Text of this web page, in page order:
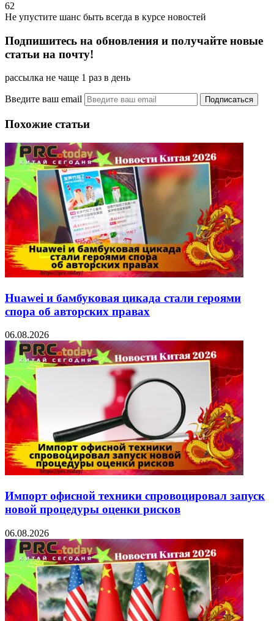
62
Не упустите шанс быть всегда в курсе новостей
Подпишитесь на обновления и получайте новые
статьи на почту!
рассылка не чаще 1 раз в день
Введите ваш email
Похожие статьи
Huawei и бамбуковая цикада стали героями
спора об авторских правах
06.08.2026
Импорт офисной техники спровоцировал запуск
новой процедуры оценки рисков
06.08.2026